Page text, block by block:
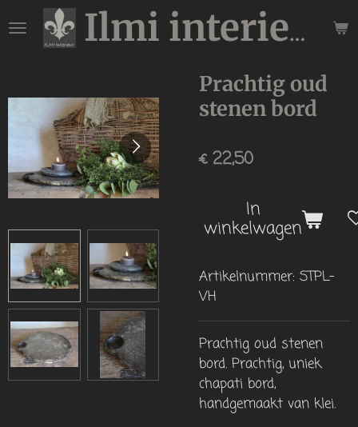
direct
hoofdinhoud
Ilmi interieur
Prachtig oud
stenen bord
€ 22,50
In
winkelwagen
Artikelnummer: STPL-
VH
Prachtig oud stenen
bord. Prachtig, uniek
chapati bord,
handgemaakt van klei.